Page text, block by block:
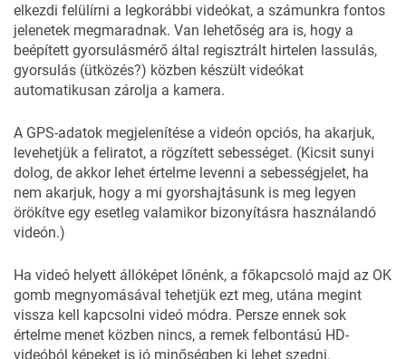
elkezdi felülírni a legkorábbi videókat, a számunkra fontos
jelenetek megmaradnak. Van lehetőség ara is, hogy a
beépített gyorsulásmérő által regisztrált hirtelen lassulás,
gyorsulás (ütközés?) közben készült videókat
automatikusan zárolja a kamera.
A GPS-adatok megjelenítése a videón opciós, ha akarjuk,
levehetjük a feliratot, a rögzített sebességet. (Kicsit sunyi
dolog, de akkor lehet értelme levenni a sebességjelet, ha
nem akarjuk, hogy a mi gyorshajtásunk is meg legyen
örökítve egy esetleg valamikor bizonyításra használandó
videón.)
Ha videó helyett állóképet lőnénk, a főkapcsoló majd az OK
gomb megnyomásával tehetjük ezt meg, utána megint
vissza kell kapcsolni videó módra. Persze ennek sok
értelme menet közben nincs, a remek felbontású HD-
videóból képeket is jó minőségben ki lehet szedni.